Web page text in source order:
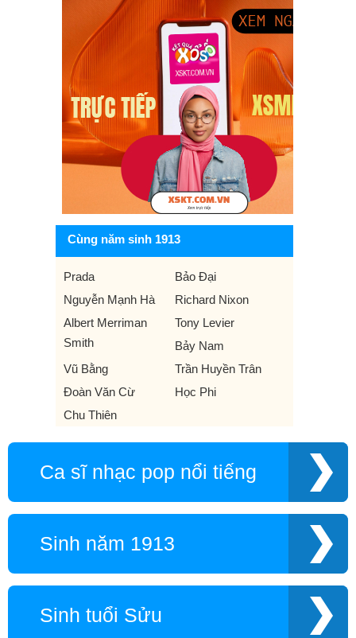
Cùng năm sinh 1913
Prada
Bảo Đại
Nguyễn Mạnh Hà
Richard Nixon
Albert Merriman
Smith
Tony Levier
Bảy Nam
Vũ Bằng
Trần Huyền Trân
Đoàn Văn Cừ
Học Phi
Chu Thiên
Ca sĩ nhạc pop nổi tiếng
Sinh năm 1913
Sinh tuổi Sửu